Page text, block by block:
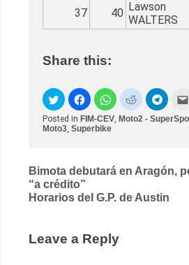
37
40 Lawson
WALTERS
Share this:
Posted in FIM-CEV, Moto2 -
Moto3, Superbike
Post
navigation
Bimota debutará en Aragón,
“a crédito”
Horarios del G.P. de Austin
Leave a Reply